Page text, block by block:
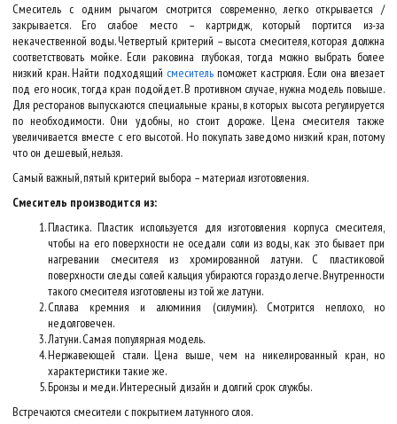
Смеситель с одним рычагом смотрится современно, легко открывается /
закрывается. Его слабое место – картридж, который портится из-за
некачественной воды. Четвертый критерий – высота смесителя, которая должна
соответствовать мойке. Если раковина глубокая, тогда можно выбрать более
низкий кран. Найти подходящий смесительпоможет кастрюля. Если она влезает
под его носик, тогда кран подойдет. В противном случае, нужна модель повыше.
Для ресторанов выпускаются специальные краны, в которых высота регулируется
по необходимости. Они удобны, но стоит дороже. Цена смесителя также
увеличивается вместе с его высотой. Но покупать заведомо низкий кран, потому
что он дешевый, нельзя.
Самый важный, пятый критерий выбора – материал изготовления.
Смеситель производится из:
Пластика. Пластик используется для изготовления корпуса смесителя,
чтобы на его поверхности не оседали соли из воды, как это бывает при
нагревании смесителя из хромированной латуни. С пластиковой
поверхности следы солей кальция убираются гораздо легче. Внутренности
такого смесителя изготовлены из той же латуни.
Сплава кремния и алюминия (силумин). Смотрится неплохо, но
недолговечен.
Латуни. Самая популярная модель.
Нержавеющей стали. Цена выше, чем на никелированный кран, но
характеристики такие же.
Бронзы и меди. Интересный дизайн и долгий срок службы.
Встречаются смесители с покрытием латунного слоя.